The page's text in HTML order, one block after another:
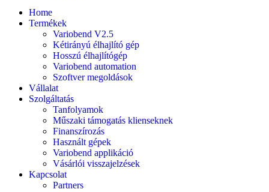
Home
Termékek
Variobend V2.5
Kétirányú élhajlító gép
Hosszú élhajlítógép
Variobend automation
Szoftver megoldások
Vállalat
Szolgáltatás
Tanfolyamok
Műszaki támogatás klienseknek
Finanszírozás
Használt gépek
Variobend applikáció
Vásárlói visszajelzések
Kapcsolat
Partners